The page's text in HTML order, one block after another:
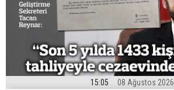
15:05 08 Ağustos 2026